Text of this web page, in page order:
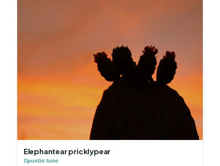
Elephantear pricklypear
Opuntia tuna